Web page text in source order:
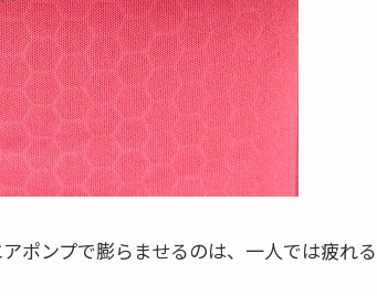
ポンプで膨らませるのは、一人では疲れる